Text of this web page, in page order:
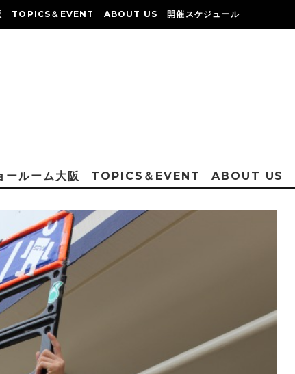
TOPICS＆EVENT ABOUT US 開催スケジュール
ールーム大阪 TOPICS＆EVENT ABOUT US